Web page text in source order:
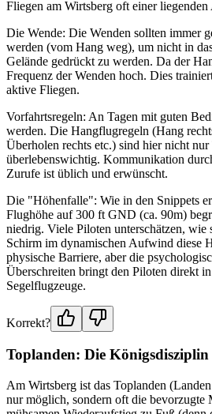
Fliegen am Wirtsberg oft einer liegenden
Die Wende: Die Wenden sollten immer
werden (vom Hang weg), um nicht in
Gelände gedrückt zu werden. Da der
Frequenz der Wenden hoch. Dies
aktive Fliegen.
Vorfahrtsregeln: An Tagen mit guten
werden. Die Hangflugregeln (Hang
Überholen rechts etc.) sind hier nicht nur
überlebenswichtig. Kommunikation
Zurufe ist üblich und erwünscht.
Die "Höhenfalle": Wie in den Snippets
Flughöhe auf 300 ft GND (ca. 90m)
niedrig. Viele Piloten unterschätzen, wie
Schirm im dynamischen Aufwind diese
physische Barriere, aber die
Überschreiten bringt den Piloten direkt
Segelflugzeuge.
Korrekt?
Toplanden: Die Königsdisziplin
Am Wirtsberg ist das Toplanden
nur möglich, sondern oft die bevorzugte